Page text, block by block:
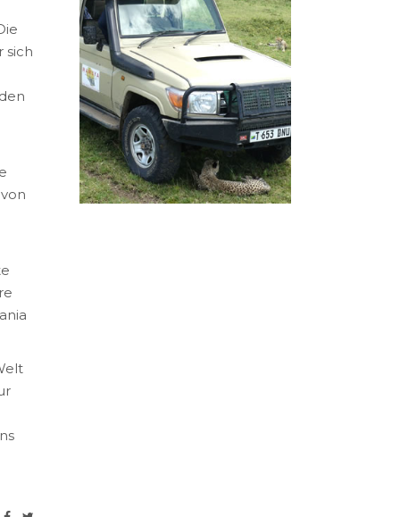
sich